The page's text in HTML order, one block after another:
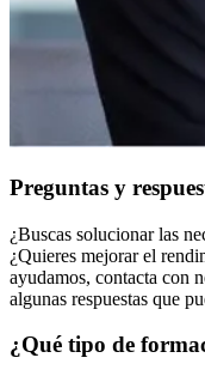
Preguntas y
¿Buscas solucionar las
¿Quieres mejorar el
ayudamos, contacta con
algunas respuestas que
¿Qué tipo de